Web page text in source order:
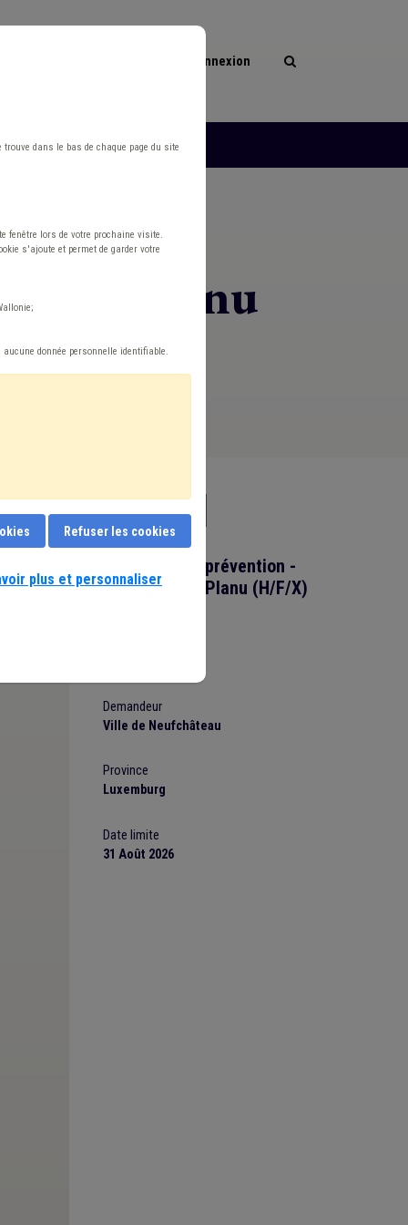
Connexion
L'ASBL
Planu
Conseiller en prévention -
Coordinateur Planu (H/F/X)
Demandeur
Ville de Neufchâteau
Province
Luxemburg
Date limite
31 Août 2026
trouve dans le bas de chaque page du site
fenêtre lors de votre prochaine visite.
s'ajoute et permet de garder votre
donnée personnelle identifiable.
Refuser les cookies
plus et personnaliser